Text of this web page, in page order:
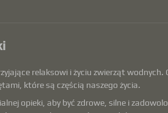
relaksowi i życiu zwierząt
które są częścią naszego życia.
opieki, aby być zdrowe, silne i